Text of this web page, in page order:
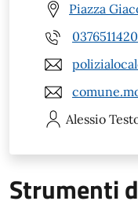
Piazza
0376511420
Alessio
Strumenti